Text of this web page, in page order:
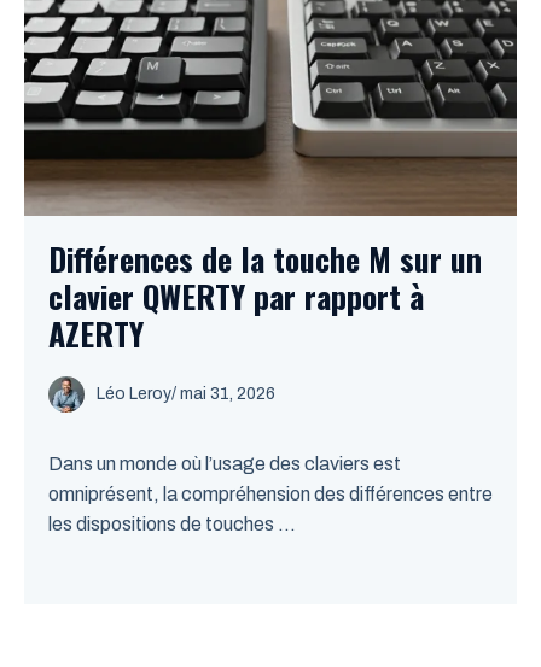
Différences de la touche M sur un
clavier QWERTY par rapport à
AZERTY
Léo Leroy/ mai 31, 2026
Dans un monde où l’usage des claviers est
omniprésent, la compréhension des différences entre
les dispositions de touches ...